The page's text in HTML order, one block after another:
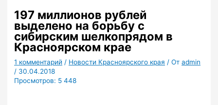
197 миллионов рублей
выделено на борьбу с
сибирским шелкопрядом в
Красноярском крае
1 комментарий / Новости Красноярского края / Отadmin
/ 30.04.2018
Просмотров: 5 448